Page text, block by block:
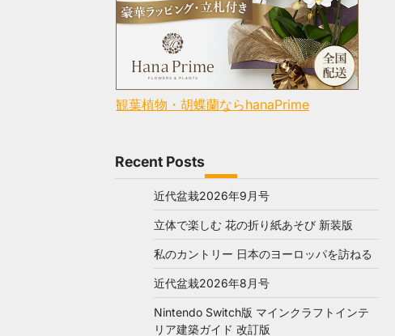
観葉植物・胡蝶蘭ならhanaPrime
Recent Posts
近代盆栽2026年9月号
立体で楽しむ 花の折り紙あそび 新装版
私のカントリー 日本のヨーロッパを訪ねる
近代盆栽2026年8月号
Nintendo Switch版 マインクラフトインテ
リア建築ガイド 改訂版